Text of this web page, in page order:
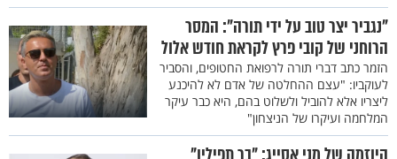
"נגביר יצר טוב על ידי תורה": המסר
הרוחני של קובי פרץ לקראת חודש אלול
הזמר כתב דברי תורה לרפואת החטופים, והסביר
לעוקביו: "עצם ההחלטה של אדם לא להיכנע
ליצריו אלא להוביל ולשלוט בהם, היא כבר עיקר
המלחמה ועיקרו של הניצחון"